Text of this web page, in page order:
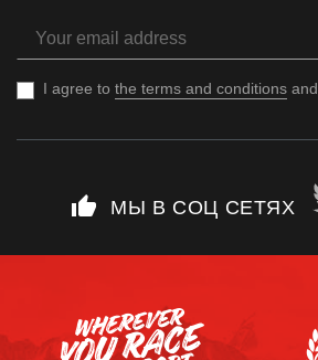
I agree to the terms and conditions and
thumb_up МЫ В СОЦ СЕТЯХ